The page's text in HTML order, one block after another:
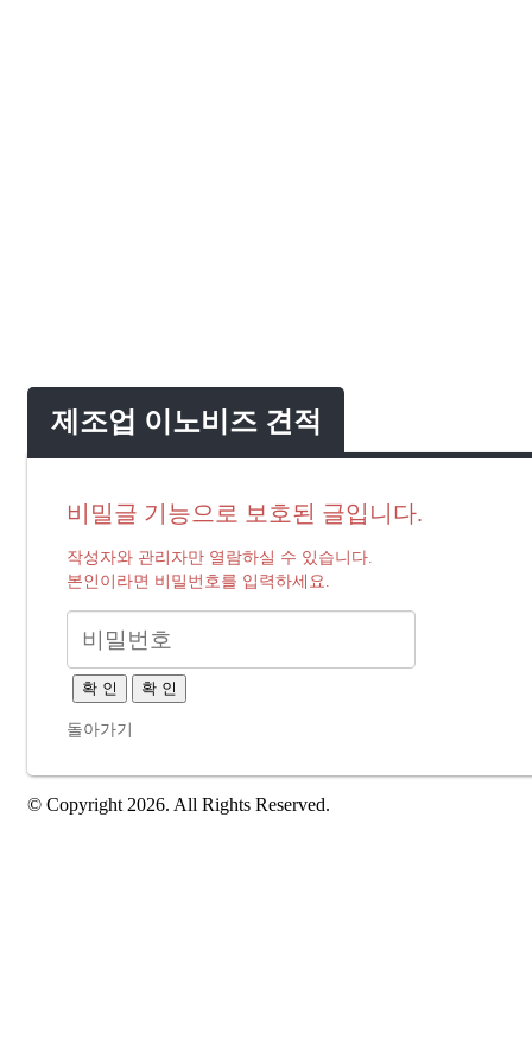
제조업 이노비즈 견적
비밀글 기능으로 보호된 글입니다.
작성자와 관리자만 열람하실 수 있습니다.
본인이라면 비밀번호를 입력하세요.
확 인 확 인
돌아가기
© Copyright 2026. All Rights Reserved.